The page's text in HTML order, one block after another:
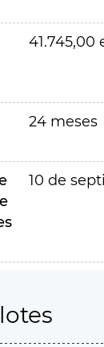
41.745,00
24 meses
10 de